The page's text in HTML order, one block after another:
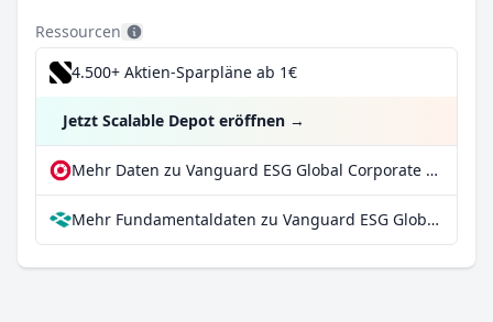
Ressourcen
4.500+ Aktien-Sparpläne ab 1€
Jetzt Scalable Depot eröffnen →
Mehr Daten zu Vanguard ESG Global Corporate Bond UCITS ETF USD Hedged Inc bei extraETF
Mehr Fundamentaldaten zu Vanguard ESG Global Corporate Bond UCITS ETF USD Hedged Inc bei Parqet